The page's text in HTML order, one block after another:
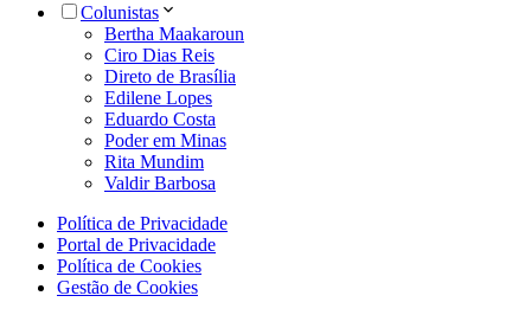
Colunistas
Bertha Maakaroun
Ciro Dias Reis
Direto de Brasília
Edilene Lopes
Eduardo Costa
Poder em Minas
Rita Mundim
Valdir Barbosa
Política de Privacidade
Portal de Privacidade
Política de Cookies
Gestão de Cookies